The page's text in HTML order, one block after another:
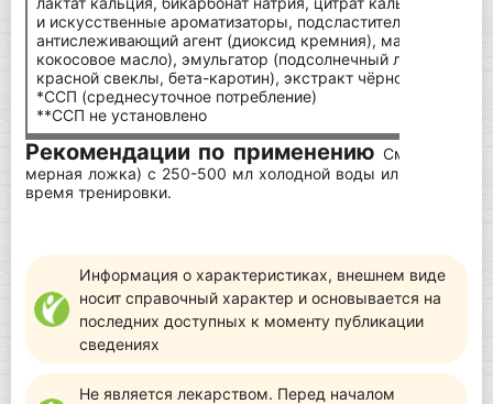
и искусственные ароматизаторы, подсластители
антислеживающий агент (диоксид кремния), масло MCT
кокосовое масло)‌, эмульгатор (подсолнечный лецитин),
красной свеклы, бета-каротин), экстракт чёрного перца
*ССП (среднесуточное потребление)
**ССП не установлено
Рекомендации по применению Смешать
мерная ложка) с 250-500 мл холодной воды или сока.
время тренировки.
Информация о характеристиках, внешнем виде
носит справочный характер и основывается на
последних доступных к моменту публикации
сведениях
Не является лекарством. Перед началом